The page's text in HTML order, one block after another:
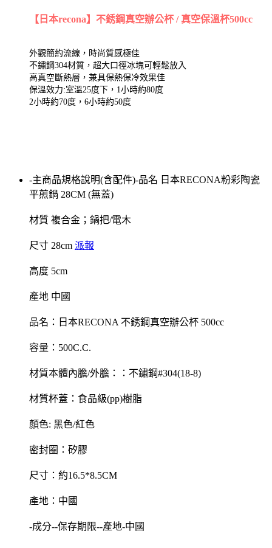
【日本recona】不銹鋼真空辦公杯 / 真空保溫杯500cc
外觀簡約流線，時尚質感極佳
不鏽鋼304材質，超大口徑冰塊可輕鬆放入
高真空斷熱層，兼具保熱保冷效果佳
保溫效力:室溫25度下，1小時約80度
2小時約70度，6小時約50度
-主商品規格說明(含配件)-品名 日本RECONA粉彩陶瓷
平煎鍋 28CM (無蓋)
材質 複合金；鍋把/電木
尺寸 28cm 派報
高度 5cm
產地 中國
品名：日本RECONA 不銹鋼真空辦公杯 500cc
容量：500C.C.
材質本體內膽/外膽：：不鏽鋼#304(18-8)
材質杯蓋：食品級(pp)樹脂
顏色: 黑色/紅色
密封圈：矽膠
尺寸：約16.5*8.5CM
產地：中國
-成分--保存期限--產地-中國